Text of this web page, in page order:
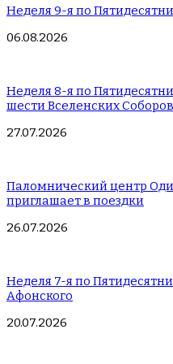
Неделя 9-я по
06.08.2026
Неделя 8-я по
шести Вселенских Соборов
27.07.2026
Паломнический центр
приглашает в поездки
26.07.2026
Неделя 7-я по
Афонского
20.07.2026